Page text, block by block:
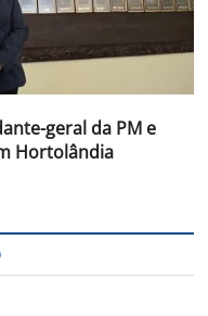
geral da PM e
Hortolândia